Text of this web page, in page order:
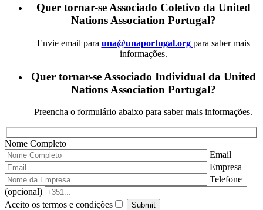
Quer tornar-se Associado Coletivo da United
Nations Association Portugal?
Envie email para una@unaportugal.org para saber mais
informações.
Quer tornar-se Associado Individual da United
Nations Association Portugal?
Preencha o formulário abaixo para saber mais informações.
Nome Completo
Email
Empresa
Telefone
(opcional)
Aceito os termos e condições